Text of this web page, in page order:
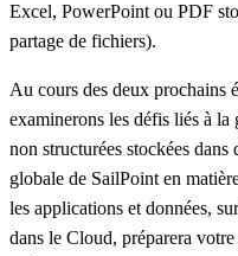
Excel, PowerPoint ou PDF
partage de fichiers).
Au cours des deux prochains
examinerons les défis liés à la
non structurées stockées
globale de SailPoint en
les applications et données,
dans le Cloud, préparera